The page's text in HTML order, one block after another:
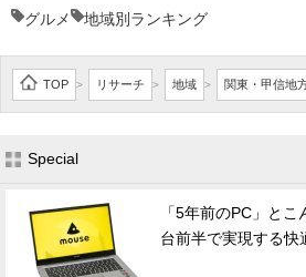
グルメ 地域別ランキング
TOP > リサーチ > 地域 > 関東・甲信地
Special
「5年前のPC」と
台前半で実現する快